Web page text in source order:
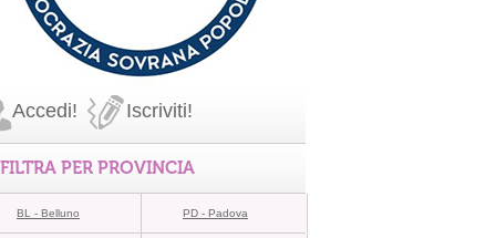
Accedi! Iscriviti!
FILTRA PER PROVINCIA
BL - Belluno PD - Padova